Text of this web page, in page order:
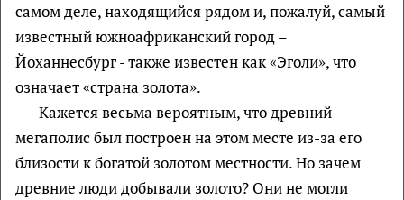
самом деле, находящийся рядом и, пожалуй, самый
известный южноафриканский город –
Йоханнесбург - также известен как «Эголи», что
означает «страна золота».
Кажется весьма вероятным, что древний
мегаполис был построен на этом месте из-за его
близости к богатой золотом местности. Но зачем
древние люди добывали золото? Они не могли